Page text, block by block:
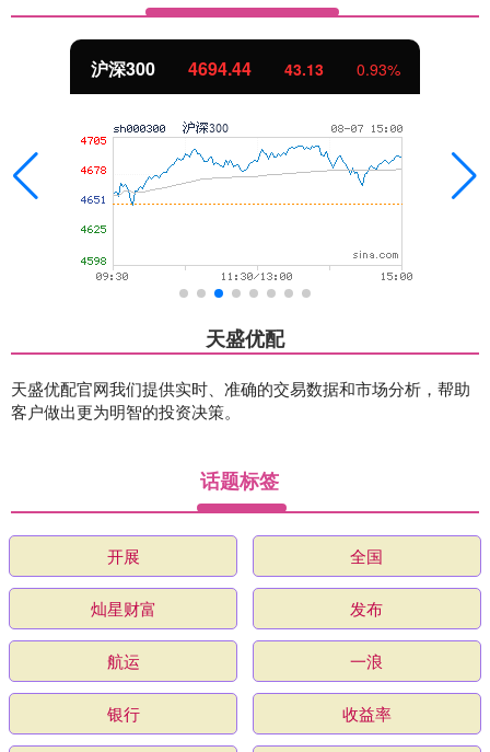
43.13 0.93%
天盛优配
天盛优配官网我们提供实时、准确的交易数据和市场分析，帮助
客户做出更为明智的投资决策。
话题标签
开展 全国
灿星财富 发布
航运 一浪
银行 收益率